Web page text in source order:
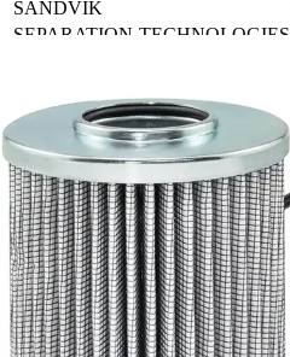
SANDVIK
SEPARATION-TECHNOLOGIES
Palvelut
Suunnitteluratkaisut
Hydrauliikkaletkut
Erikoisletkut
Kokoonpano ja räätälöinti
Päävarasto
Digitaaliset tilauskanavat
Myymälät
Palveluvarastot
Ennakoiva kartoitus
Enerpac-huolto
24h päivystys